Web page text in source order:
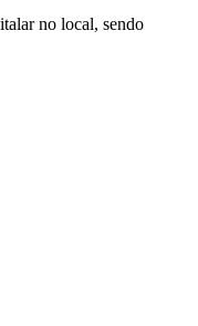
no local, sendo